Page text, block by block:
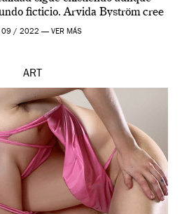
ficticio. Arvida Byström cree
tienen un complejo […]
09 / 2022 — VER MÁS
ART